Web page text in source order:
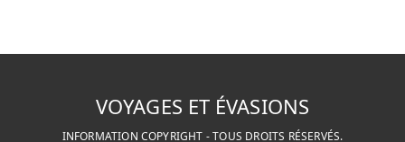
VOYAGES ET ÉVASIONS
INFORMATION COPYRIGHT - TOUS DROITS RÉSERVÉS.